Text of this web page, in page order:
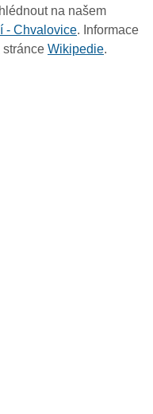
na našem
- Chvalovice. Informace
Wikipedie.